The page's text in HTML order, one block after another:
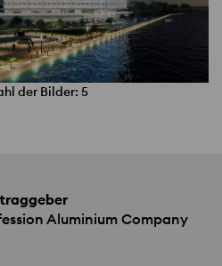
der Bilder: 5
Aluminium Company